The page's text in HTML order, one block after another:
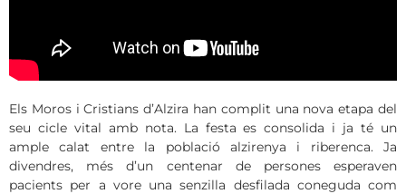
Els Moros i Cristians d’Alzira han complit una nova etapa del
seu cicle vital amb nota. La festa es consolida i ja té un
ample calat entre la població alzirenya i riberenca. Ja
divendres, més d’un centenar de persones esperaven
pacients per a vore una senzilla desfilada coneguda com